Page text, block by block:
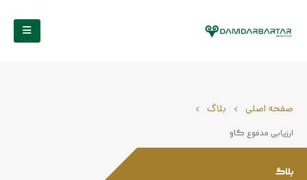
صفحه اصلی بلاگ
ارزیابی مدفوع گاو
بلاگ